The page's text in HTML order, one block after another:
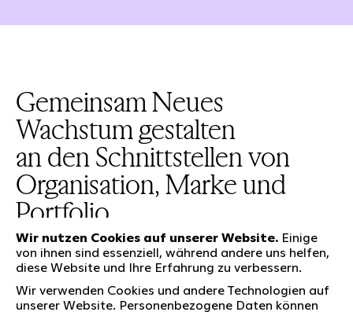
Wir nutzen Cookies auf unserer Website.Einige
von ihnen sind essenziell, während andere uns helfen,
diese Website und Ihre Erfahrung zu verbessern.
Wir verwenden Cookies und andere Technologien auf
unserer Website. Personenbezogene Daten können
Gemeinsam Neues
Wachstum gestalten
an den Schnittstellen von
Organisation, Marke und
Portfolio.
Unsere Leistungen